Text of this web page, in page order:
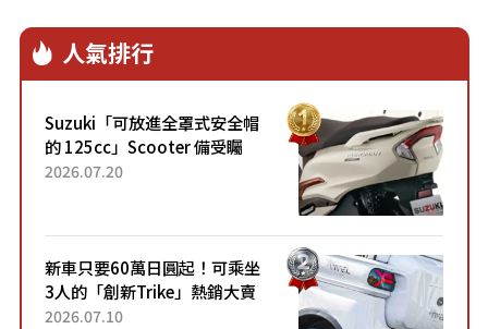
人氣排行
Suzuki「可放進全罩式安全帽
的 125cc」Scooter 備受矚
目！採用全新流線設計與各項
2026.07.20
新車只要60萬日圓起！可乘坐
3人的「創新Trike」熱銷大賣
成為人氣車款！「養車成本真
2026.07.10